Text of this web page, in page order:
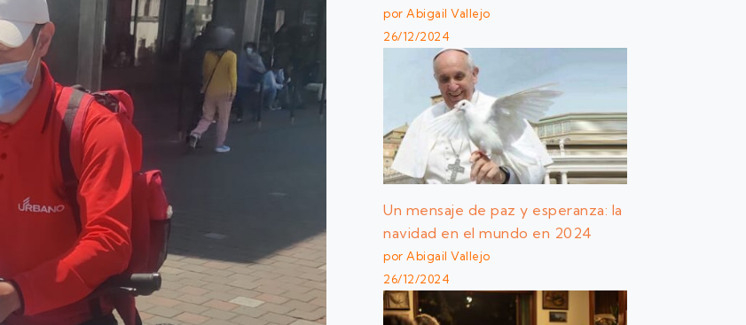
por Abigail Vallejo
26/12/2024
Un mensaje de paz y esperanza: la
navidad en el mundo en 2024
por Abigail Vallejo
26/12/2024